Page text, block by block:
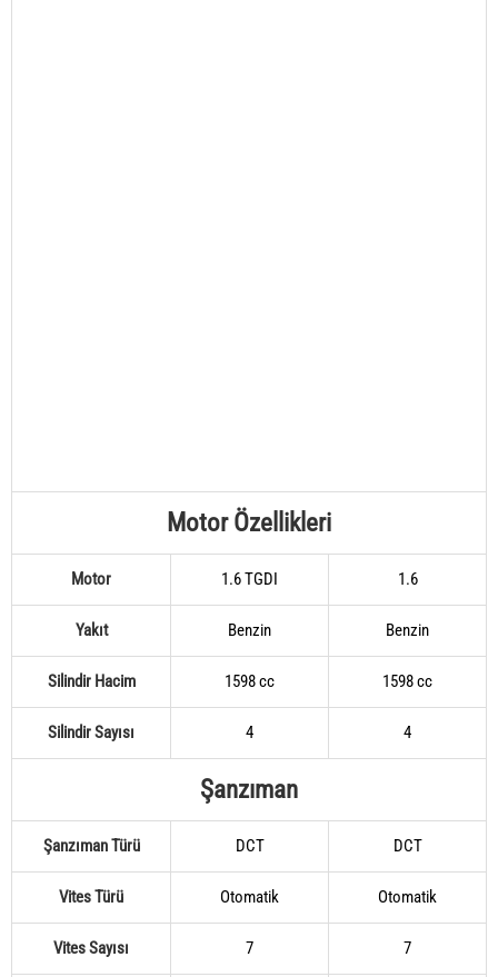
Motor Özellikleri
Motor 1.6 TGDI 1.6
Yakıt Benzin Benzin
Silindir Hacim 1598 cc 1598 cc
Silindir Sayısı 4 4
Şanzıman
Şanzıman Türü DCT DCT
Vites Türü Otomatik Otomatik
Vites Sayısı 7 7